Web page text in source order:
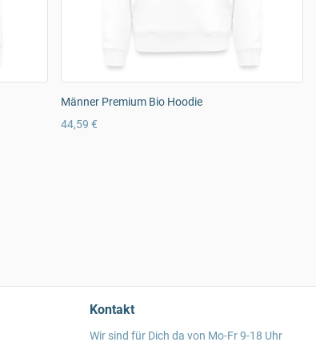
Männer Premium Bio Hoodie
44,59 €
Kontakt
Wir sind für Dich da von Mo-Fr 9-18 Uhr